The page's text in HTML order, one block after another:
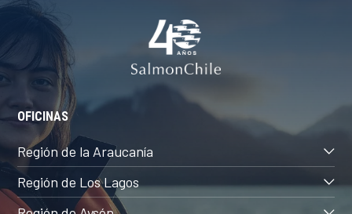
OFICINAS
Región de la Araucanía
Región de Los Lagos